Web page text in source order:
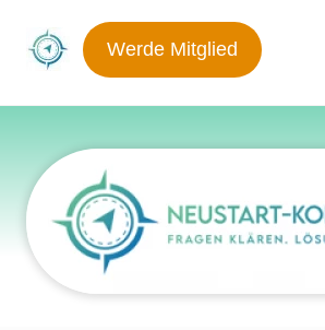
Werde Mitglied